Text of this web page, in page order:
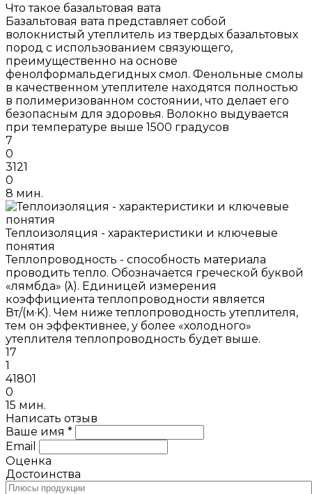
Что такое базальтовая вата
Базальтовая вата представляет собой
волокнистый утеплитель из твердых базальтовых
пород с использованием связующего,
преимущественно на основе
фенолформальдегидных смол. Фенольные смолы
в качественном утеплителе находятся полностью
в полимеризованном состоянии, что делает его
безопасным для здоровья. Волокно выдувается
при температуре выше 1500 градусов
7
0
3121
0
8 мин.
Теплоизоляция - характеристики и ключевые
понятия
Теплопроводность - способность материала
проводить тепло. Обозначается греческой буквой
«лямбда» (λ). Единицей измерения
коэффициента теплопроводности является
Вт/(м·K). Чем ниже теплопроводность утеплителя,
тем он эффективнее, у более «холодного»
утеплителя теплопроводность будет выше.
17
1
41801
0
15 мин.
Написать отзыв
Ваше имя *
Email
Оценка
Достоинства